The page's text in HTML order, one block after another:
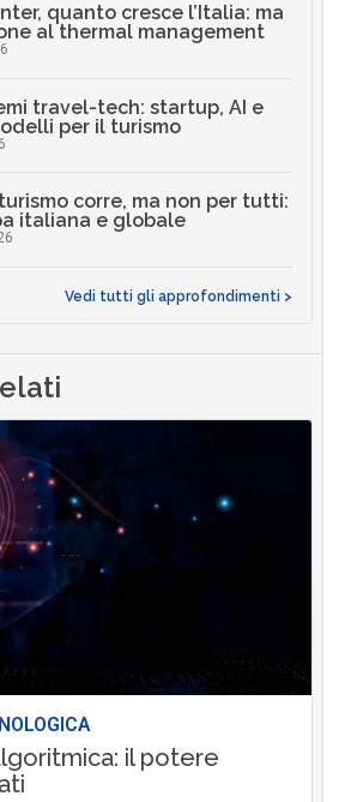
quanto cresce l’Italia: ma
al thermal management
travel-tech: startup, AI e
per il turismo
turismo corre, ma non per tutti:
italiana e globale
Vedi tutti gli approfondimenti >
il potere